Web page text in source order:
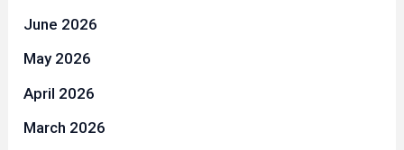
June 2026
May 2026
April 2026
March 2026